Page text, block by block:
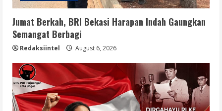
Jumat Berkah, BRI Bekasi Harapan Indah Gaungkan
Semangat Berbagi
Redaksiintel August 6, 2026